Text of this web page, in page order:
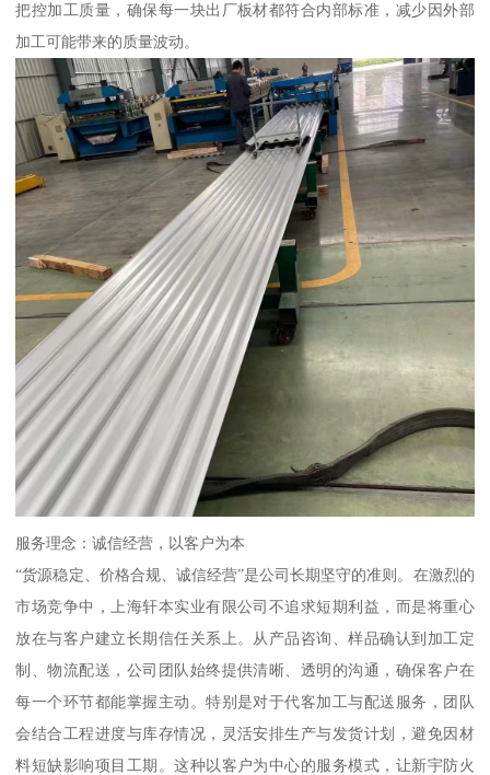
把控加工质量，确保每一块出厂板材都符合内部标准，减少因外部
加工可能带来的质量波动。
服务理念：诚信经营，以客户为本
“货源稳定、价格合规、诚信经营”是公司长期坚守的准则。在激烈的
市场竞争中，上海轩本实业有限公司不追求短期利益，而是将重心
放在与客户建立长期信任关系上。从产品咨询、样品确认到加工定
制、物流配送，公司团队始终提供清晰、透明的沟通，确保客户在
每一个环节都能掌握主动。特别是对于代客加工与配送服务，团队
会结合工程进度与库存情况，灵活安排生产与发货计划，避免因材
料短缺影响项目工期。这种以客户为中心的服务模式，让新宇防火